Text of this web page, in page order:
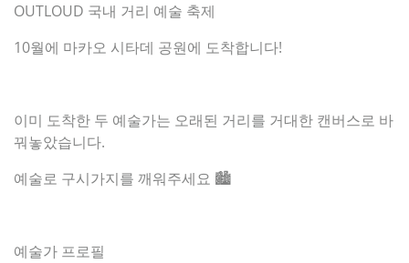
OUTLOUD 국내 거리 예술 축제
10월에 마카오 시타데 공원에 도착합니다!
이미 도착한 두 예술가는 오래된 거리를 거대한 캔버스로 바
꿔놓았습니다.
예술로 구시가지를 깨워주세요 🏙️
예술가 프로필